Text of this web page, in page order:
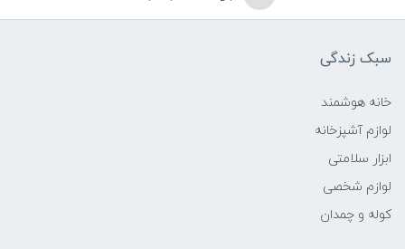
سبک زندگی
خانه هوشمند
لوازم آشپزخانه
ابزار سلامتی
لوازم شخصی
کوله و چمدان